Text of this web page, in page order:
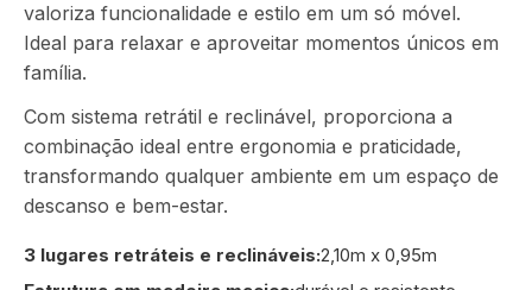
valoriza funcionalidade e estilo em um só móvel.
Ideal para relaxar e aproveitar momentos únicos em
família.
Com sistema retrátil e reclinável, proporciona a
combinação ideal entre ergonomia e praticidade,
transformando qualquer ambiente em um espaço de
descanso e bem-estar.
3 lugares retráteis e reclináveis:2,10m x 0,95m